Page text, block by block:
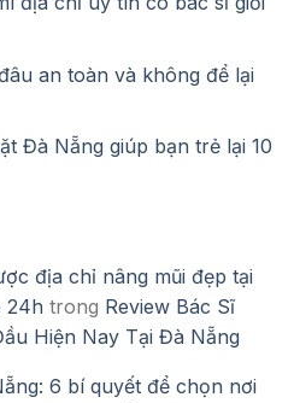
an toàn và không để lại
Đà Nẵng giúp bạn trẻ lại 10
địa chỉ nâng mũi đẹp tại
24h trong Review Bác Sĩ
Hiện Nay Tại Đà Nẵng
6 bí quyết để chọn nơi